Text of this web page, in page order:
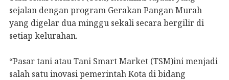
sejalan dengan program Gerakan Pangan Murah
yang digelar dua minggu sekali secara bergilir di
setiap kelurahan.
“Pasar tani atau Tani Smart Market (TSM)ini menjadi
salah satu inovasi pemerintah Kota di bidang